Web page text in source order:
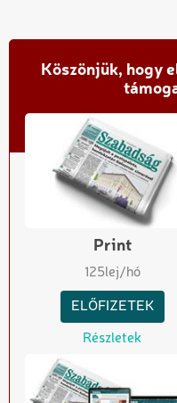
Köszönjük, hogy
Print
125lej/hó
ELŐFIZETEK
Részletek